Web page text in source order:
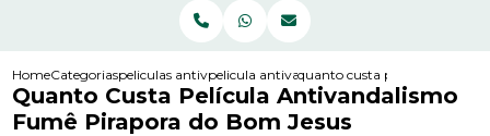
HomeCategoriaspeliculas antivandalismopelicula antivandalismo incolor ps8
quanto custa pelicula
Quanto Custa Película Antivandalismo
Fumê Pirapora do Bom Jesus